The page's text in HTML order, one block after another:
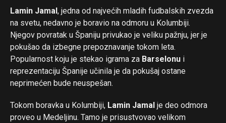
Lamin Jamal , jedna od najvećih mladih fudbalskih zvezda
na svetu, nedavno je boravio na odmoru u Kolumbiji.
Njegov povratak u Španiju privukao je veliku pažnju, jer je
pokušao da izbegne prepoznavanje tokom leta.
Popularnost koju je stekao igrama za Barselonu i
reprezentaciju Španije učinila je da pokušaj ostane
neprimećen bude neuspešan.
Tokom boravka u Kolumbiji, Lamin Jamal je deo odmora
proveo u Medeljinu. Tamo je prisustvovao velikom